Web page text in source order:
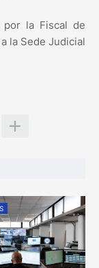
por la Fiscal de
la Sede Judicial